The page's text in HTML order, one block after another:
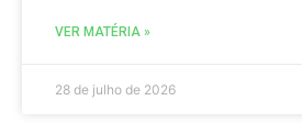
VER MATÉRIA »
28 de julho de 2026